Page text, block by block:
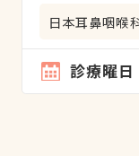
日本耳鼻咽喉
診療曜日